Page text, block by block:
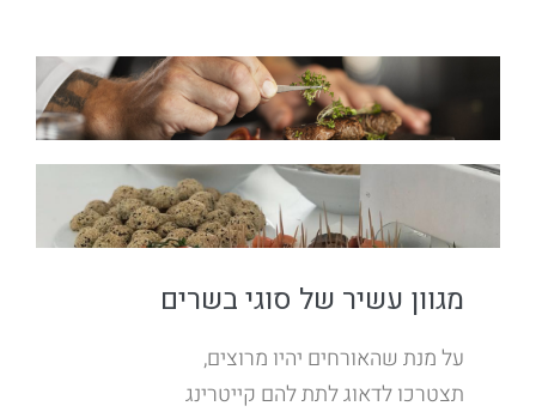
מגוון עשיר של סוגי בשרים
על מנת שהאורחים יהיו מרוצים,
תצטרכו לדאוג לתת להם קייטרינג